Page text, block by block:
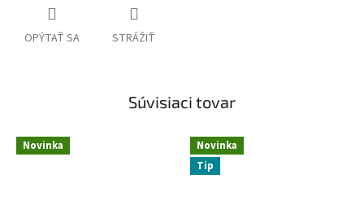
OPÝTAŤ SA STRÁŽIŤ
Súvisiaci tovar
Novinka
Novinka
Tip